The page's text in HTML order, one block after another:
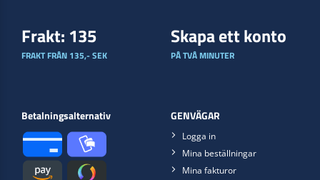
Frakt: 135
FRAKT FRÅN 135,- SEK
Skapa ett konto
PÅ TVÅ MINUTER
Betalningsalternativ GENVÄGAR
Logga in
Mina beställningar
Mina fakturor